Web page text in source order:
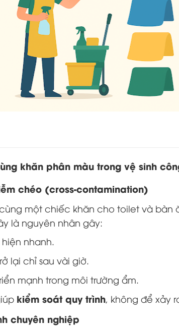
khăn phân màu trong vệ sinh
chéo (cross-contamination)
một chiếc khăn cho toilet và bàn
là nguyên nhân gây:
nhanh.
lại chỉ sau vài giờ.
mạnh trong môi trường ẩm.
kiểm soát quy trình, không để xảy
chuyên nghiệp